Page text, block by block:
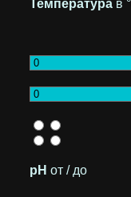
Температура в
pH от / до